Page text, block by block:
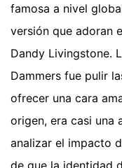
famosa a nivel
versión que adoran
Dandy Livingstone.
Dammers fue pulir
ofrecer una cara
origen, era casi una
analizar el impacto
de que la identidad